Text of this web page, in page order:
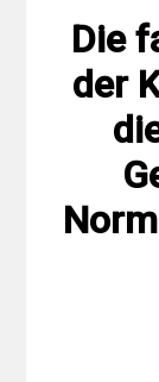
Die
der